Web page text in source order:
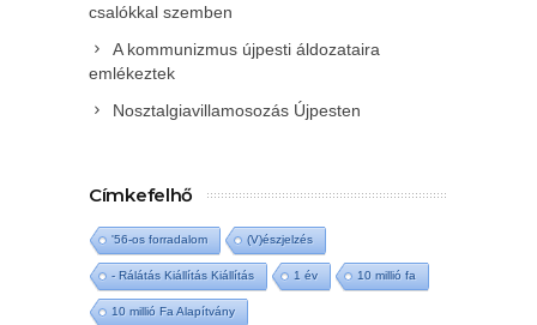
csalókkal szemben
A kommunizmus újpesti áldozataira
emlékeztek
Nosztalgiavillamosozás Újpesten
Címkefelhő
'56-os forradalom (V)észjelzés
- Rálátás Kiállítás Kiállítás 1 év 10 millió fa
10 millió Fa Alapítvány